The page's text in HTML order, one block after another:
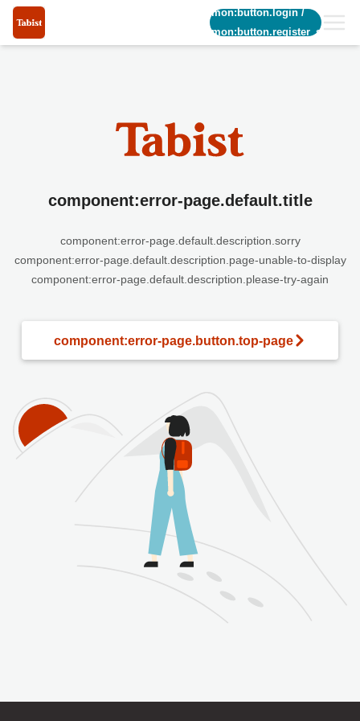
common:button.login/
common:button.register_short
component:error-page.default.title
component:error-page.default.description.sorry
component:error-page.default.description.page-unable-to-display
component:error-page.default.description.please-try-again
component:error-page.button.top-page